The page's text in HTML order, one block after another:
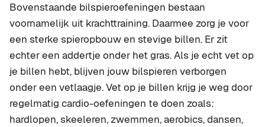
Bovenstaande bilspieroefeningen bestaan
voornamelijk uit krachttraining. Daarmee zorg je voor
een sterke spieropbouw en stevige billen. Er zit
echter een addertje onder het gras. Als je echt vet op
je billen hebt, blijven jouw bilspieren verborgen
onder een vetlaagje. Vet op je billen krijg je weg door
regelmatig cardio-oefeningen te doen zoals:
hardlopen, skeeleren, zwemmen, aerobics, dansen,